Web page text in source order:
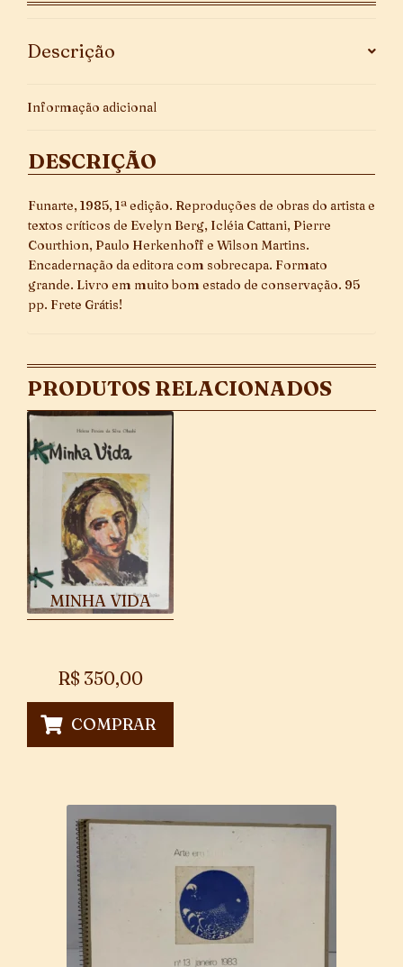
Descrição
Informação adicional
DESCRIÇÃO
Funarte, 1985, 1ª edição. Reproduções de obras do artista e
textos críticos de Evelyn Berg, Icléia Cattani, Pierre
Courthion, Paulo Herkenhoff e Wilson Martins.
Encadernação da editora com sobrecapa. Formato
grande. Livro em muito bom estado de conservação. 95
pp. Frete Grátis!
PRODUTOS RELACIONADOS
MINHA VIDA
R$ 350,00
COMPRAR